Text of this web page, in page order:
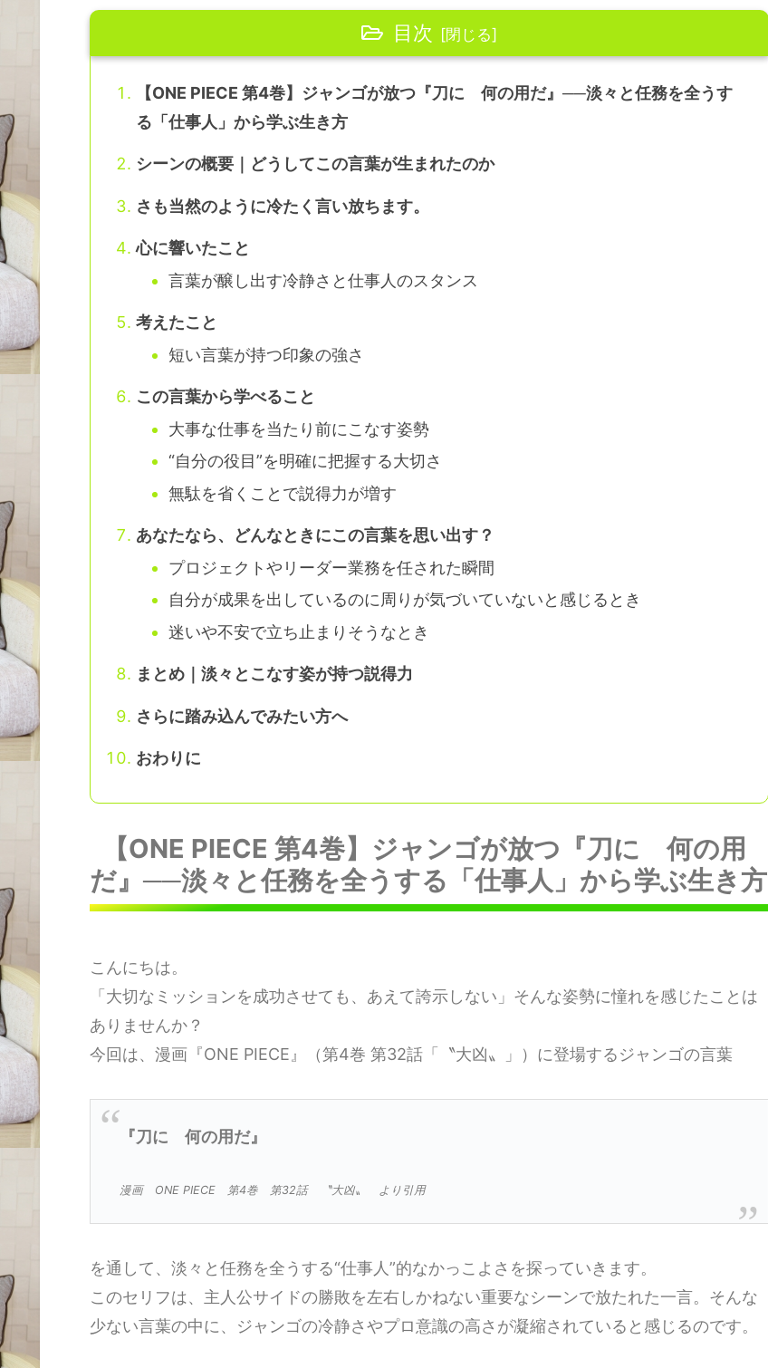
目次
【ONE PIECE 第4巻】ジャンゴが放つ『刀に 何の用だ』──淡々と任務を全うす
る「仕事人」から学ぶ生き方
シーンの概要｜どうしてこの言葉が生まれたのか
さも当然のように冷たく言い放ちます。
心に響いたこと
言葉が醸し出す冷静さと仕事人のスタンス
考えたこと
短い言葉が持つ印象の強さ
この言葉から学べること
大事な仕事を当たり前にこなす姿勢
“自分の役目”を明確に把握する大切さ
無駄を省くことで説得力が増す
あなたなら、どんなときにこの言葉を思い出す？
プロジェクトやリーダー業務を任された瞬間
自分が成果を出しているのに周りが気づいていないと感じるとき
迷いや不安で立ち止まりそうなとき
まとめ｜淡々とこなす姿が持つ説得力
さらに踏み込んでみたい方へ
おわりに
【ONE PIECE 第4巻】ジャンゴが放つ『刀に 何の用
だ』──淡々と任務を全うする「仕事人」から学ぶ生き方
こんにちは。
「大切なミッションを成功させても、あえて誇示しない」そんな姿勢に憧れを感じたことは
ありませんか？
今回は、漫画『ONE PIECE』（第4巻 第32話「〝大凶〟」）に登場するジャンゴの言葉
『刀に 何の用だ』
漫画 ONE PIECE 第4巻 第32話 〝大凶〟 より引用
を通して、淡々と任務を全うする“仕事人”的なかっこよさを探っていきます。
このセリフは、主人公サイドの勝敗を左右しかねない重要なシーンで放たれた一言。そんな
少ない言葉の中に、ジャンゴの冷静さやプロ意識の高さが凝縮されていると感じるのです。